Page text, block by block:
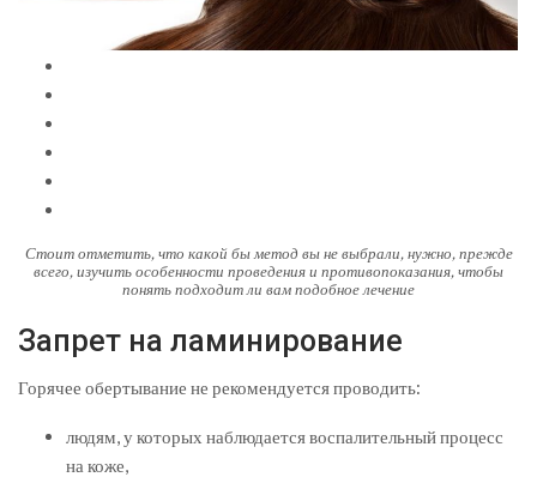
Стоит отметить, что какой бы метод вы не выбрали, нужно, прежде
всего, изучить особенности проведения и противопоказания, чтобы
понять подходит ли вам подобное лечение
Запрет на ламинирование
Горячее обертывание не рекомендуется проводить:
людям, у которых наблюдается воспалительный процесс
на коже,